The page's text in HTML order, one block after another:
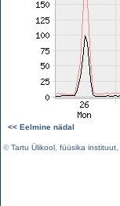
<< Eelmine nädal
©Tartu Ülikool füüsika instituut